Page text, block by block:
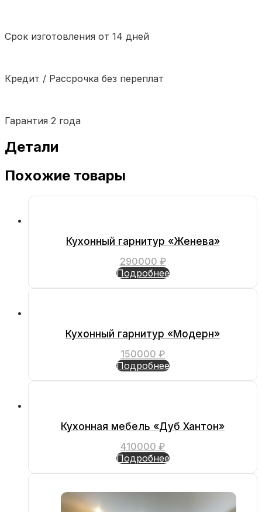
Срок изготовления от 14 дней
Кредит / Рассрочка без переплат
Гарантия 2 года
Детали
Похожие товары
Кухонный гарнитур «Женева»
290000 ₽
Подробнее
Кухонный гарнитур «Модерн»
150000 ₽
Подробнее
Кухонная мебель «Дуб Хантон»
410000 ₽
Подробнее